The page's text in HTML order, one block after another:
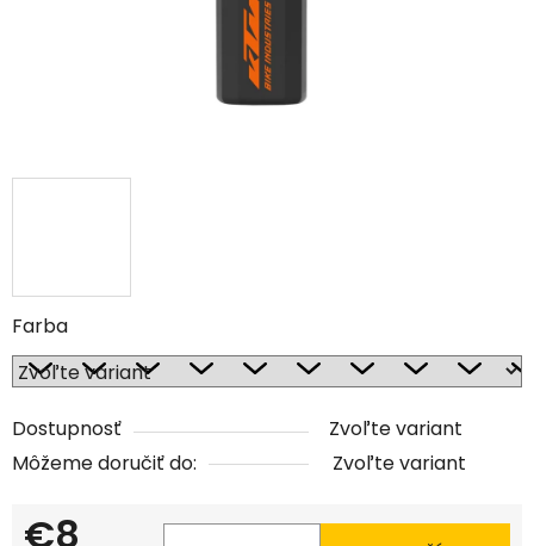
Farba
Dostupnosť
Zvoľte variant
Môžeme doručiť do:
Zvoľte variant
€8